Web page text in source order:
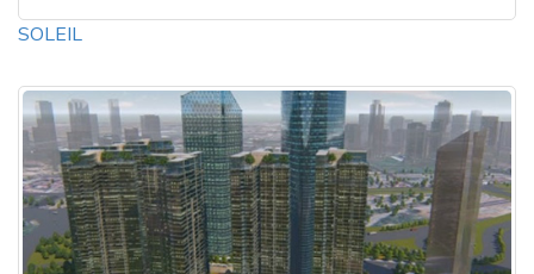
SOLEIL